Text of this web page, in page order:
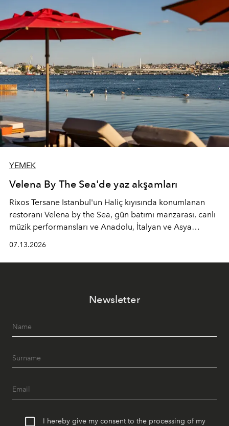
YEMEK
Velena By The Sea'de yaz akşamları
Rixos Tersane Istanbul'un Haliç kıyısında konumlanan
restoranı Velena by the Sea, gün batımı manzarası, canlı
müzik performansları ve Anadolu, İtalyan ve Asya
devam ediyor.
07.13.2026
Newsletter
I hereby give my consent to the processing of my